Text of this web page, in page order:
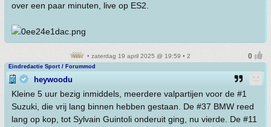
over een paar minuten, live op ES2.
• zaterdag 19 april 2025 @ 19:59 • 2
Eindredactie Sport / Forummod
heywoodu
Kleine 5 uur bezig inmiddels, meerdere valpartijen voor de #1
Suzuki, die vrij lang binnen hebben gestaan. De #37 BMW reed
lang op kop, tot Sylvain Guintoli onderuit ging, nu vierde. De #11